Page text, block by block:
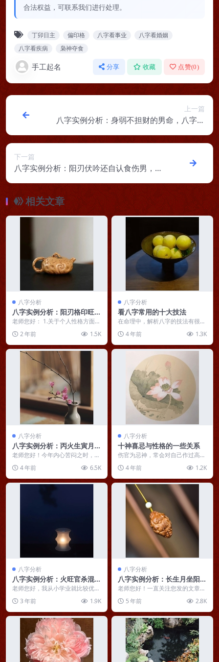
合法权益，可联系我们进行处理。
丁卯日主 偏印格 八字看事业
八字看婚姻
八字看疾病
枭神夺食
手工起名 分享 收藏 点赞(0)
上一篇
八字实例分析：身弱不担财的男命，八字身
弱就是身体弱吗？
下一篇
八字实例分析：阳刃伏吟还自认食伤男，不
够关心女友导致分手
相关文章
八字分析
八字实例分析：阳刃格印旺为
忌，财富可望而不可求
老师您好： 1.关于个人性格方面，
无论是在生活中和工作中，总是给
人一种距离感，然...
2 年前 1.5K
八字分析
看八字常用的十大技法
在命理中，解析八字的技法有很多
种，会根据不同的事情，来提取不
同的象，以及吉凶，比...
4 年前 1.3K
八字分析
八字实例分析：丙火生寅月偏
印劫财，女命性格孤僻自私
老师您好！今年内心苦闷之时，有
眼，指点人生”。他人...
4 年前 6.5K
八字分析
十神喜忌与性格的一些关系
伤官为忌神，常会对自己作过高的
而为，一意孤行，不愿...
4 年前 1.2K
八字分析
八字实例分析：火旺官杀混杂
的女命，事业感情愤懑不畅
老师您好，我从小学业就比较优
秀，个性也比较要强。家庭条件在
我们市也不错，父母也重...
3 年前 1.9K
八字分析
八字实例分析：长生月坐阳刃
心气强，要建立正确的富贵观
老师您好！一直关注您发的文章，
写得很好对我个人易学学习进步很
大，简单明了，思路清...
5 年前 2.8K